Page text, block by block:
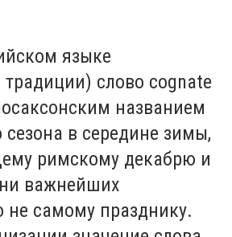
языке
слово cognate
названием
сезона в середине зимы,
римскому декабрю и
важнейших
не самому празднику.